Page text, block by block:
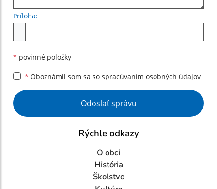
Príloha:
* povinné položky
* Oboznámil som sa so spracúvaním osobných údajov
Google reCaptcha Response
Odoslať správu
Rýchle odkazy
O obci
História
Školstvo